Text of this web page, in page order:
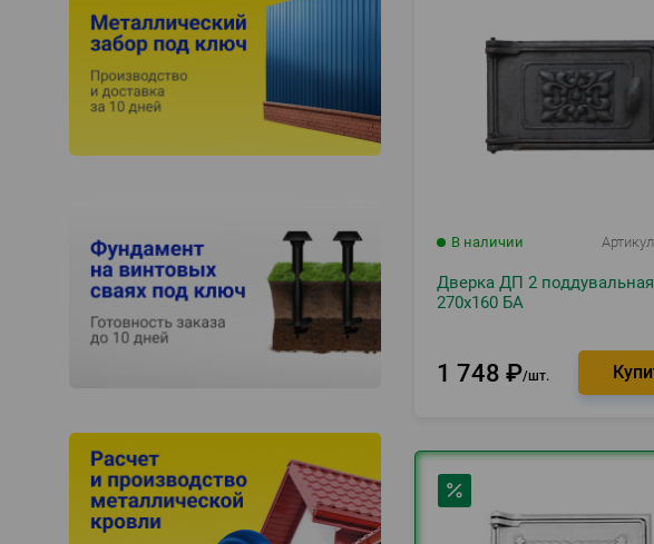
В наличии Артикул
Дверка ДП 2 поддувальная
270х160 БА
1 748 ₽ шт.